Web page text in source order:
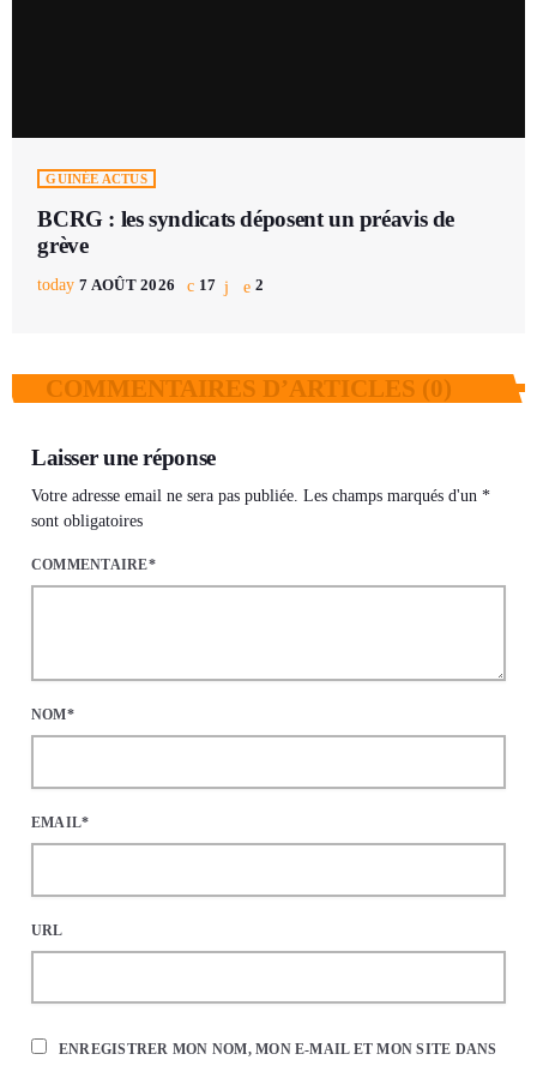
GUINÉE ACTUS
BCRG : les syndicats déposent un préavis de
grève
today 7 AOÛT 2026 17 2
COMMENTAIRES D’ARTICLES (0)
Laisser une réponse
Votre adresse email ne sera pas publiée. Les champs marqués d'un *
sont obligatoires
COMMENTAIRE*
NOM*
EMAIL*
URL
ENREGISTRER MON NOM, MON E-MAIL ET MON SITE DANS